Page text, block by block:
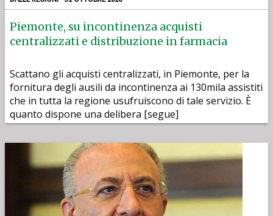
Piemonte, su incontinenza acquisti
centralizzati e distribuzione in farmacia
Scattano gli acquisti centralizzati, in Piemonte, per la
fornitura degli ausili da incontinenza ai 130mila assistiti
che in tutta la regione usufruiscono di tale servizio. È
quanto dispone una delibera [segue]